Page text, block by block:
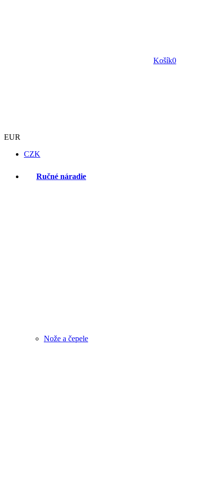
Košík0
EUR
CZK
Ručné náradie
Nože a čepele